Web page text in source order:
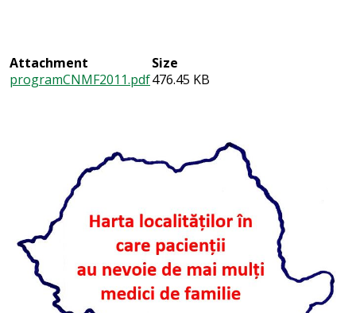
Attachment
Size
programCNMF2011.pdf476.45 KB